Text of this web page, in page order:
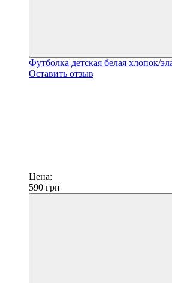
Футболка детская белая хлопок/
Оставить отзыв
Цена:
590 грн